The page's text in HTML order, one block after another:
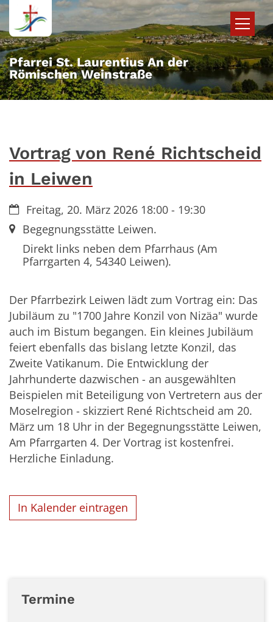
Zum Inhalt springen
Pfarrei St. Laurentius An der
Römischen Weinstraße
Vortrag von René Richtscheid
in Leiwen
Datum:Freitag, 20. März 2026 18:00 - 19:30
Ort:Begegnungsstätte Leiwen.
Direkt links neben dem Pfarrhaus (Am
Pfarrgarten 4, 54340 Leiwen).
Der Pfarrbezirk Leiwen lädt zum Vortrag ein: Das
Jubiläum zu "1700 Jahre Konzil von Nizäa" wurde
auch im Bistum begangen. Ein kleines Jubiläum
feiert ebenfalls das bislang letzte Konzil, das
Zweite Vatikanum. Die Entwicklung der
Jahrhunderte dazwischen - an ausgewählten
Beispielen mit Beteiligung von Vertretern aus der
Moselregion - skizziert René Richtscheid am 20.
März um 18 Uhr in der Begegnungsstätte Leiwen,
Am Pfarrgarten 4. Der Vortrag ist kostenfrei.
Herzliche Einladung.
In Kalender eintragen
Termine